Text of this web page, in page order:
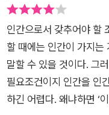
듯이 말이다. 그런 유령
복수를 바랄 수 있겠는
에 드는 내용이어야만 출
면 외국에 나가서 위험을
들어와야 한다. 그런 책
경에서 책을 소지하고 있
아우슈비츠 수용소 안에
있었다. ‘로렌초’ 라는 이
일 빵 한 조각과 그가 먹
지 않았던 것.저자의 표
다. 프리모 레비는 로렌초
도 인간이라는 사실을 잊
자신의 생존이라는 절제
묻지도 따지지도 말고,
이 아니라, 증언자로서
다. 프리모 레비는 자신
으로 절멸 수용소에서 살
으며, 중병에 걸리지도
의를 무너뜨리게 만들었
남기 위해 동포를 배신한
고 있던 선을 넘은 사람들
험한 말이지만, 결국 악
범한 것임을, 악은 어디
수 있다는 것으로 이해해
글이다. 매일 매순간 굶주
의 문턱까지 내몰릴 때
생각하지 않는 것이 아니
이 죽음이 닥쳐오기 때문
이다.’ 이런 상황에서 자
려는 본능만이 살아있다
있을 수 있다. 사랑, 애정,
등과 같이 내가 제발 그
되는 것들도 있다. 하지
모 레비를 대하는 건, 인
방법들 중에 속하지 않는
닌 것과 생명을 지니지
인간으로서 갖추어야 할
할 때에는 인간이 가지는
말할 수 있을 것이다. 그
필요조건이지 인간을 인
하긴 어렵다. 왜냐하면 ‘